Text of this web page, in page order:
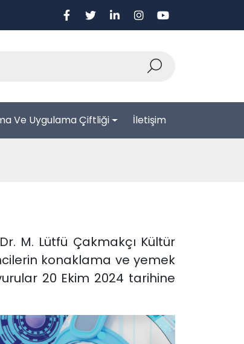
Ve Uygulama Çiftliği İletişim
M. Lütfü Çakmakçı Kültür
konaklama ve yemek
20 Ekim 2024 tarihine